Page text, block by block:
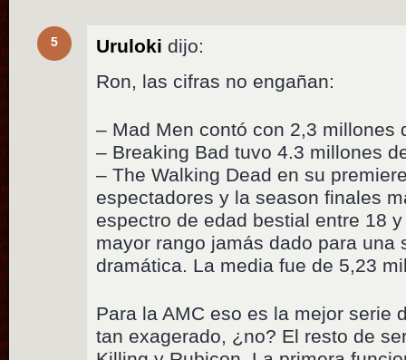
5 Uruloki dijo:
Ron, las cifras no engañan:
– Mad Men contó con 2,3 millones
– Breaking Bad tuvo 4.3 millones
– The Walking Dead en su
espectadores y la season finales
espectro de edad bestial entre 18
mayor rango jamás dado para una
dramática. La media fue de 5,23
Para la AMC eso es la mejor serie
tan exagerado, ¿no? El resto de